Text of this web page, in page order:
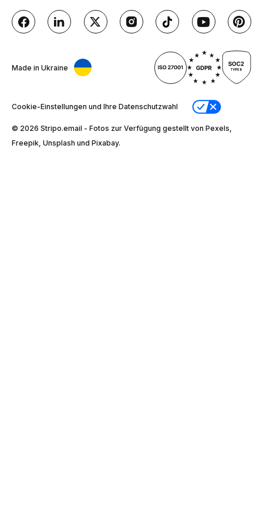
Made in Ukraine
Cookie-Einstellungen und Ihre Datenschutzwahl
© 2026 Stripо.email - Fotos zur Verfügung gestellt von Pexels,
Freepik, Unsplash und Pixabay.